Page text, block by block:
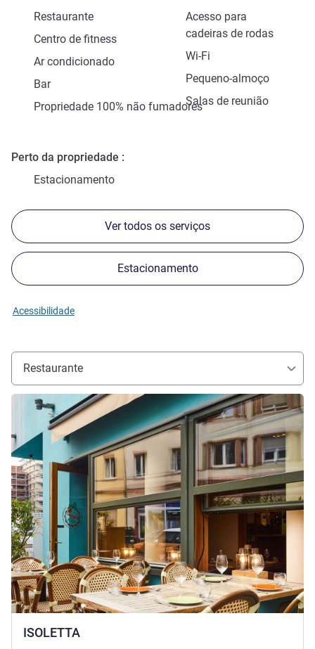
Restaurante
Acesso para
cadeiras de rodas
Centro de fitness
Wi-Fi
Ar condicionado
Pequeno-almoço
Bar
Salas de reunião
Propriedade 100% não fumadores
Perto da propriedade
Estacionamento
Ver todos os serviços
Estacionamento
Acessibilidade
Restaurante
ISOLETTA
Ver detalhes